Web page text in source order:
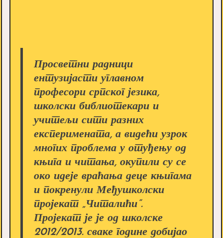
Просветни радници
ентузијасти углавном
професори српског језика,
школски библиотекари и
учитељи сити разних
експеримената, а видећи узрок
многих проблема у отуђењу од
књига и читања, окупили су се
око идеје враћања деце књигама
и покренули Међушколски
пројекат „Читалићи”.
Пројекат је је од школске
2012/2013. сваке године добијао